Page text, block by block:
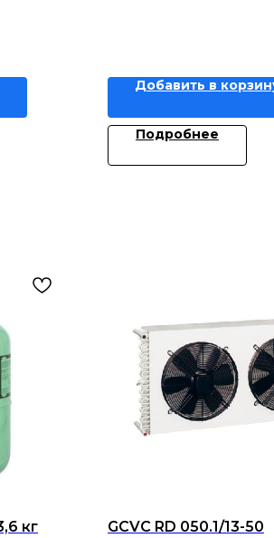
Добавить в
Подробнее
кг GCVC RD 050.1/13-50